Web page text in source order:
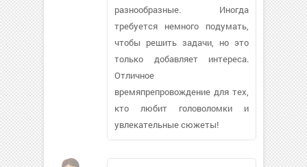
разнообразные. Иногда
требуется немного подумать,
чтобы решить задачи, но это
только добавляет интереса.
Отличное
времяпрепровождение для тех,
кто любит головоломки и
увлекательные сюжеты!